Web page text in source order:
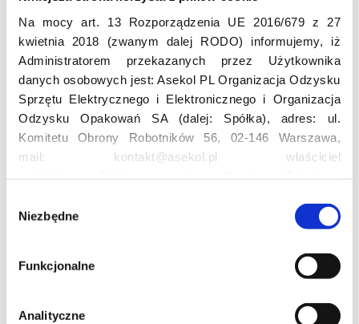
Na mocy art. 13 Rozporządzenia UE 2016/679 z 27
kwietnia 2018 (zwanym dalej RODO) informujemy, iż
Administratorem przekazanych przez Użytkownika
danych osobowych jest: Asekol PL Organizacja Odzysku
Sprzętu Elektrycznego i Elektronicznego i Organizacja
Odzysku Opakowań SA (dalej: Spółka), adres: ul.
Komitetu Obrony Robotników 56, 02-146 Warszawa,
mail: kontakt@asekol.pl właściciel
Asekolove. Administrator przetwarza następujące dane
osobowe Użytkowników: imię, nazwisko, adres e-mail,
numer telefonu, miasto, preferencje Użytkownika,
lokalizacja, obszar zainteresowania, dane przetwarzane
reklamowy Użytkownika, lokalizacja, identyfikator
Niezbędne
Funkcjonalne
Analityczne
Odwiedź nas
Profesjonalna i Bezpieczna Utylizacja Elektroodpadów